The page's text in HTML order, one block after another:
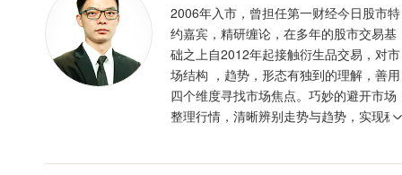
2006年入市，曾担任第一财经今日股市特
约嘉宾，精研缠论，在多年的股市交易基
础之上自2012年起接触衍生品交易，对市
场结构 ，趋势，形态有独到的理解，善用
四个维度寻找市场焦点。巧妙的避开市场
整理行情，清晰辨别走势与趋势，实现稳